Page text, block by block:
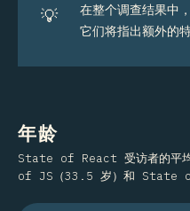
💡
在整个调查结果中
它们将指出额外的
年龄
State of React 受访者的平
of JS（33.5 岁）和 State